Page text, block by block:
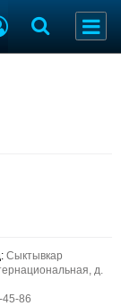
Сыктывкар
д.
45-86